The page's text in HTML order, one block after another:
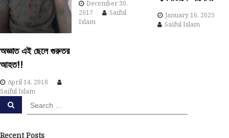
a
t
i
o
n
অজ্ঞাত এই ছেলে গুরুতর
আহত!!
April 14, 2018
Saiful Islam
December 30,
2017
Saiful
Islam
January 16, 2025
Saiful Islam
e
r
S
Recent Posts